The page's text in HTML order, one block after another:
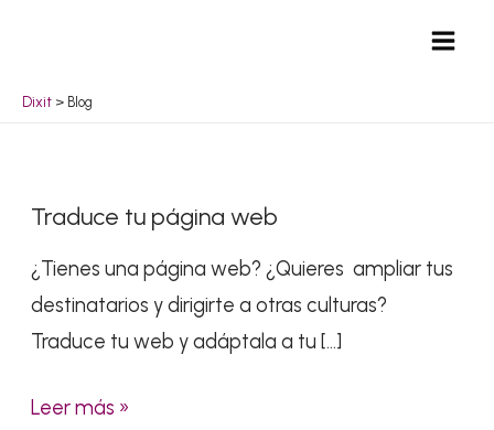
Dixit > Blog
Traduce tu página web
¿Tienes una página web? ¿Quieres ampliar tus
destinatarios y dirigirte a otras culturas?
Traduce tu web y adáptala a tu […]
Traduce
tu
página
web
Leer más »
entradas